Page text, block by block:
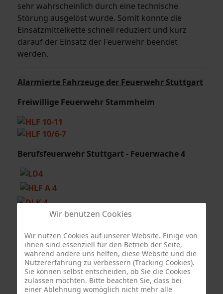
sehr wahrscheinlich durch eine technische
Störung ausgelöst wurde. Somit konnte die
Einsatzmittelkette schnell reduziert und kurz
darauf der Einsatz der Feuerwehr beendet
werden.
Alarmierte Fahrzeuge der Feuerwehr Stuttgart
Freiwillige Feuerwehr Stammheim
Berufsfeuerwehr Stuttgart - Feuerwache 4
Berufsfeuerwehr Stuttgart - Feuerwache 3
Quelle Fotos:
Wir benutzen Cookies
Wir nutzen Cookies auf unserer Website. Einige von
ihnen sind essenziell für den Betrieb der Seite,
während andere uns helfen, diese Website und die
Nutzererfahrung zu verbessern (Tracking Cookies).
Sie können selbst entscheiden, ob Sie die Cookies
zulassen möchten. Bitte beachten Sie, dass bei
einer Ablehnung womöglich nicht mehr alle